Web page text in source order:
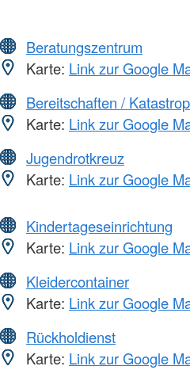
Beratungszentrum
Karte: Link zur Google
Bereitschaften /
Karte: Link zur Google
Jugendrotkreuz
Karte: Link zur Google
Kindertageseinrichtung
Karte: Link zur Google
Kleidercontainer
Karte: Link zur Google
Rückholdienst
Karte: Link zur Google